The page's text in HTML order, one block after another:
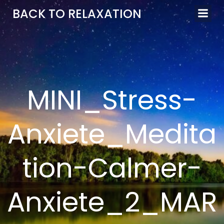
Aller
au
contenu
BACK TO RELAXATION
MINI_Stress-
Anxiete_Medita
tion-Calmer-
Anxiete_2_MAR